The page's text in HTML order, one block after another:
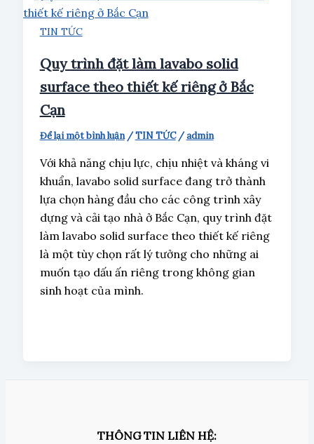
TIN TỨC
Quy trình đặt làm lavabo solid
surface theo thiết kế riêng ở Bắc
Cạn
Để lại một bình luận /TIN TỨC/admin
Với khả năng chịu lực, chịu nhiệt và kháng vi
khuẩn, lavabo solid surface đang trở thành
lựa chọn hàng đầu cho các công trình xây
dựng và cải tạo nhà ở Bắc Cạn, quy trình đặt
làm lavabo solid surface theo thiết kế riêng
là một tùy chọn rất lý tưởng cho những ai
muốn tạo dấu ấn riêng trong không gian
sinh hoạt của mình.
THÔNG TIN LIÊN HỆ: